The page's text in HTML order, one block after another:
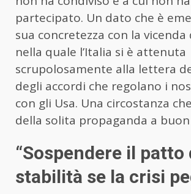
partecipato. Un dato che è
sua concretezza con la vicenda
nella quale l’Italia si è attenuta
scrupolosamente alla lettera
degli accordi che regolano i
con gli Usa. Una circostanza
della solita propaganda a
“Sospendere il patto
stabilità se la crisi